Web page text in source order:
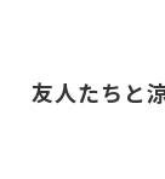
友人たちと